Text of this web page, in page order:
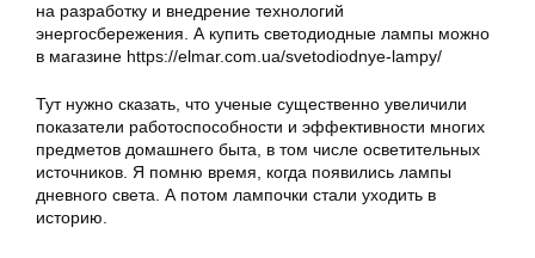
на разработку и внедрение технологий
энергосбережения. А купить светодиодные лампы можно
в магазине https://elmar.com.ua/svetodiodnye-lampy/
Тут нужно сказать, что ученые существенно увеличили
показатели работоспособности и эффективности многих
предметов домашнего быта, в том числе осветительных
источников. Я помню время, когда появились лампы
дневного света. А потом лампочки стали уходить в
историю.